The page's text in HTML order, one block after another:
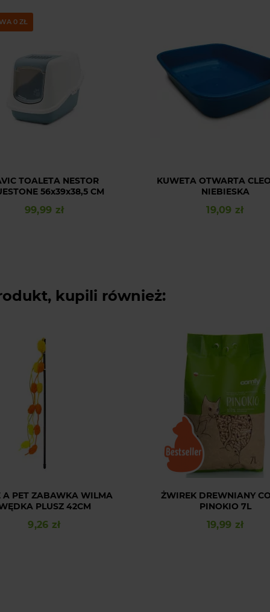
0 ZŁ
TOALETA NESTOR
56x39x38,5 CM
Cena
99,99 zł
KUWETA OTWARTA
NIEBIESKA
Cena
19,09 zł
kupili również:
A PET ZABAWKA WILMA
PLUSZ 42CM
Cena
9,26 zł
ŻWIREK DREWNIANY
PINOKIO 7L
Cena
19,99 zł